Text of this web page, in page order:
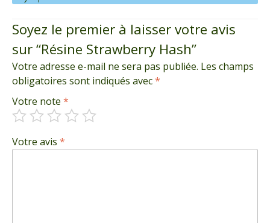
Soyez le premier à laisser votre avis
sur “Résine Strawberry Hash”
Votre adresse e-mail ne sera pas publiée. Les champs
obligatoires sont indiqués avec*
Votre note *
Votre avis *